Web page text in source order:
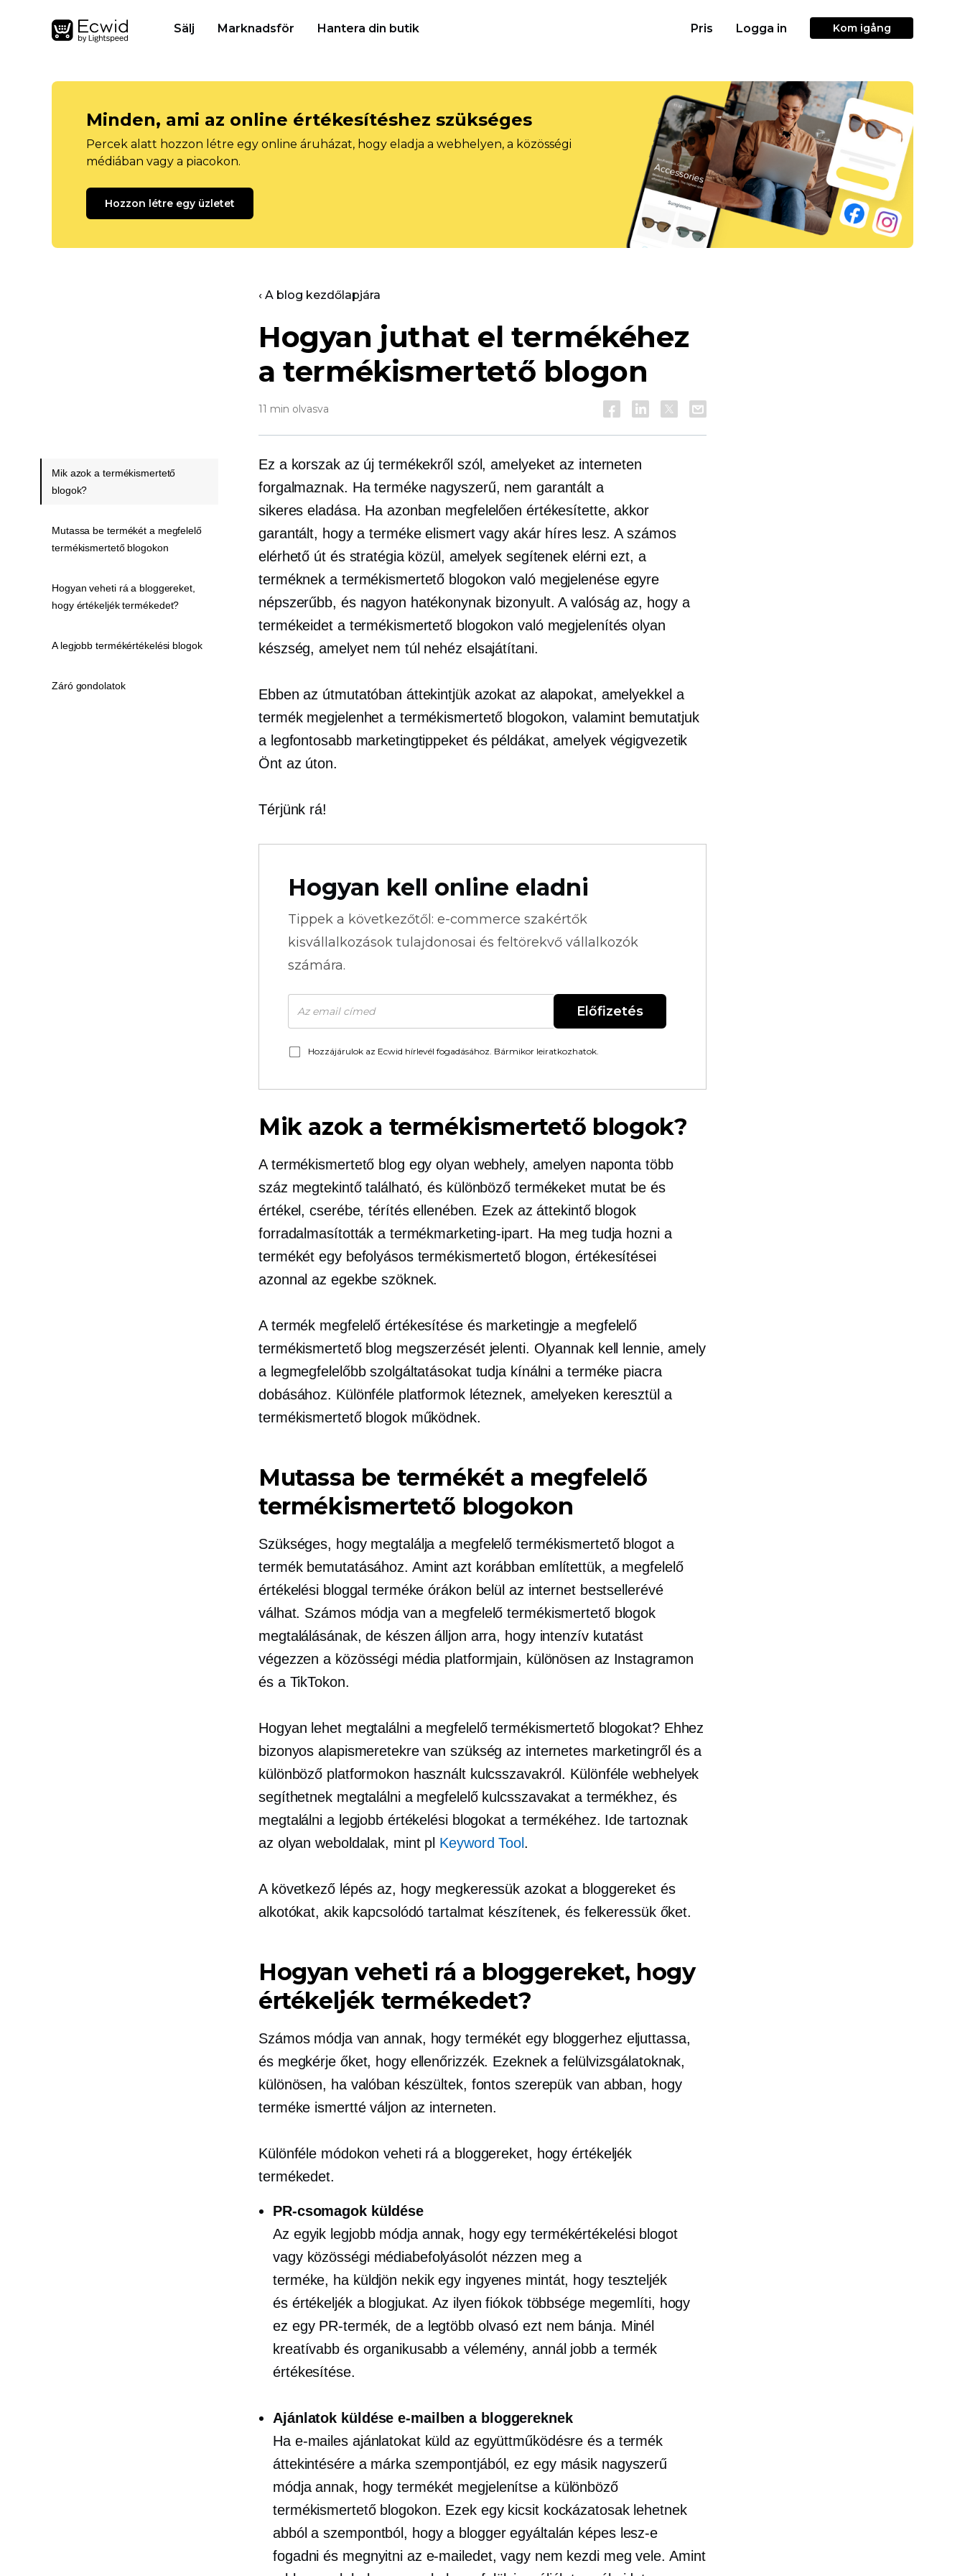
Sälj Marknadsför Hantera din butik Pris Logga in Kom igång
Minden, ami az online értékesítéshez szükséges
Percek alatt hozzon létre egy online áruházat, hogy eladja a webhelyen, a közösségi
médiában vagy a piacokon.
Hozzon létre egy üzletet
‹ A blog kezdőlapjára
Hogyan juthat el termékéhez
a termékismertető blogon
11 min olvasva
Ez a korszak az új termékekről szól, amelyeket az interneten
forgalmaznak. Ha terméke nagyszerű, nem garantált a
sikeres eladása. Ha azonban megfelelően értékesítette, akkor
garantált, hogy a terméke elismert vagy akár híres lesz. A számos
elérhető út és stratégia közül, amelyek segítenek elérni ezt, a
terméknek a termékismertető blogokon való megjelenése egyre
népszerűbb, és nagyon hatékonynak bizonyult. A valóság az, hogy a
termékeidet a termékismertető blogokon való megjelenítés olyan
készség, amelyet nem túl nehéz elsajátítani.
Ebben az útmutatóban áttekintjük azokat az alapokat, amelyekkel a
termék megjelenhet a termékismertető blogokon, valamint bemutatjuk
a legfontosabb marketingtippeket és példákat, amelyek végigvezetik
Önt az úton.
Térjünk rá!
Hogyan kell online eladni
Tippek a következőtől: e-commerce szakértők
kisvállalkozások tulajdonosai és feltörekvő vállalkozók
számára.
Előfizetés
Hozzájárulok az Ecwid hírlevél fogadásához. Bármikor leiratkozhatok.
Mik azok a termékismertető blogok?
A termékismertető blog egy olyan webhely, amelyen naponta több
száz megtekintő található, és különböző termékeket mutat be és
értékel, cserébe, térítés ellenében. Ezek az áttekintő blogok
forradalmasították a termékmarketing-ipart. Ha meg tudja hozni a
termékét egy befolyásos termékismertető blogon, értékesítései
azonnal az egekbe szöknek.
A termék megfelelő értékesítése és marketingje a megfelelő
termékismertető blog megszerzését jelenti. Olyannak kell lennie, amely
a legmegfelelőbb szolgáltatásokat tudja kínálni a terméke piacra
dobásához. Különféle platformok léteznek, amelyeken keresztül a
termékismertető blogok működnek.
Mutassa be termékét a megfelelő
termékismertető blogokon
Szükséges, hogy megtalálja a megfelelő termékismertető blogot a
termék bemutatásához. Amint azt korábban említettük, a megfelelő
értékelési bloggal terméke órákon belül az internet bestsellerévé
válhat. Számos módja van a megfelelő termékismertető blogok
megtalálásának, de készen álljon arra, hogy intenzív kutatást
végezzen a közösségi média platformjain, különösen az Instagramon
és a TikTokon.
Hogyan lehet megtalálni a megfelelő termékismertető blogokat? Ehhez
bizonyos alapismeretekre van szükség az internetes marketingről és a
különböző platformokon használt kulcsszavakról. Különféle webhelyek
segíthetnek megtalálni a megfelelő kulcsszavakat a termékhez, és
megtalálni a legjobb értékelési blogokat a termékéhez. Ide tartoznak
az olyan weboldalak, mint pl Keyword Tool .
A következő lépés az, hogy megkeressük azokat a bloggereket és
alkotókat, akik kapcsolódó tartalmat készítenek, és felkeressük őket.
Hogyan veheti rá a bloggereket, hogy
értékeljék termékedet?
Számos módja van annak, hogy termékét egy bloggerhez eljuttassa,
és megkérje őket, hogy ellenőrizzék. Ezeknek a felülvizsgálatoknak,
különösen, ha valóban készültek, fontos szerepük van abban, hogy
terméke ismertté váljon az interneten.
Különféle módokon veheti rá a bloggereket, hogy értékeljék
termékedet.
PR-csomagok küldése
Az egyik legjobb módja annak, hogy egy termékértékelési blogot
vagy közösségi médiabefolyásolót nézzen meg a
terméke, ha küldjön nekik egy ingyenes mintát, hogy teszteljék
és értékeljék a blogjukat. Az ilyen fiókok többsége megemlíti, hogy
ez egy PR-termék, de a legtöbb olvasó ezt nem bánja. Minél
kreatívabb és organikusabb a vélemény, annál jobb a termék
értékesítése.
Ajánlatok küldése e-mailben a bloggereknek
Ha e-mailes ajánlatokat küld az együttműködésre és a termék
áttekintésére a márka szempontjából, ez egy másik nagyszerű
módja annak, hogy termékét megjelenítse a különböző
termékismertető blogokon. Ezek egy kicsit kockázatosak lehetnek
abból a szempontból, hogy a blogger egyáltalán képes lesz-e
fogadni és megnyitni az e-mailedet, vagy nem kezdi meg vele. Amint
Mik azok a termékismertető
blogok?
Mutassa be termékét a megfelelő
termékismertető blogokon
Hogyan veheti rá a bloggereket,
hogy értékeljék termékedet?
A legjobb termékértékelési blogok
Záró gondolatok